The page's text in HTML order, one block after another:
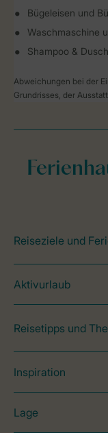
Bügeleisen und
Waschmaschine
Shampoo &
Abweichungen bei der
Grundrisses, der
Reiseziele und
Aktivurlaub
Reisetipps und
Inspiration
Lage